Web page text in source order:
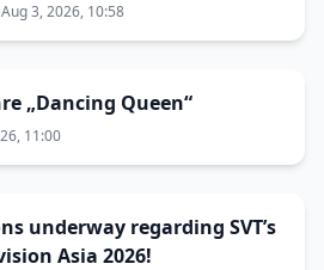
Aug 3, 2026, 10:58
„Dancing Queen“
11:00
underway regarding SVT’s
Asia 2026!